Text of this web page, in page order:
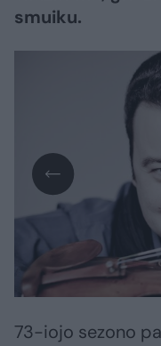
smuiku.
73-iojo sezono